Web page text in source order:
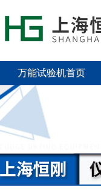
万能试验机首页